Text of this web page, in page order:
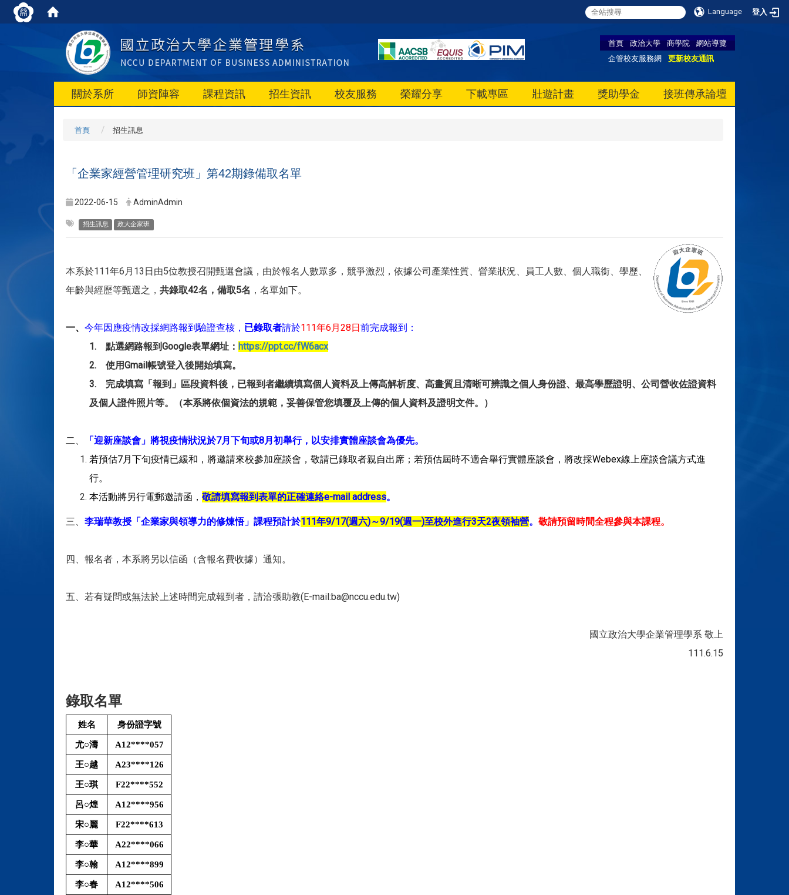
Language 登入
首頁 政治大學 商學院
網站導覽
企管校友服務網
更新校友通訊
關於系所 師資陣容 課程資訊 招生資訊 校友服務 榮耀分享 下載專區 壯遊計畫 獎助學金 接班傳承論壇
首頁 招生訊息
「企業家經營管理研究班」第42期錄備取名單
2022-06-15 AdminAdmin
招生訊息 政大企家班
本系於111年6月13日由5位教授召開甄選會議，由於報名人數眾多，競爭激烈，依據公司產業性質、營業狀況、員工人數、個人職銜、學歷、
年齡與經歷等甄選之， 共錄取42名，備取5名 ，名單如下。
一、 今年因應疫情改採網路報到驗證查核， 已錄取者請於111年6月28日前完成報到：
1. 點選網路報到Google表單網址： https://ppt.cc/fW6acx
2. 使用Gmail帳號登入後開始填寫。
3. 完成填寫「報到」區段資料後，已報到者繼續填寫個人資料及上傳高解析度、高畫質且清晰可辨識之個人身份證、最高學歷證明、公司營收佐證資料
及個人證件照片等。（本系將依個資法的規範，妥善保管您填覆及上傳的個人資料及證明文件。）
二、
「迎新座談會」將視疫情狀況於7月下旬或8月初舉行，以安排實體座談會為優先。
若預估7月下旬疫情已緩和，將邀請來校參加座談會，敬請已錄取者親自出席；若預估屆時不適合舉行實體座談會，將改採Webex線上座談會議方式進
行。
本活動將另行電郵邀請函， 敬請填寫報到表單的正確連絡e-mail address。
三、 李瑞華教授「企業家與領導力的修煉悟」課程預計於111年9/17(週六)～9/19(週一)至校外進行3天2夜領袖營。 敬請預留時間全程參與本課程。
四、報名者，本系將另以信函（含報名費收據）通知。
五、若有疑問或無法於上述時間完成報到者，請洽張助教(E-mail:ba@nccu.edu.tw)
國立政治大學企業管理學系 敬上
111.6.15
錄取名單
姓名 身份證字號
尤○濤 A12****057
王○越 A23****126
王○琪 F22****552
呂○煌 A12****956
宋○麗 F22****613
李○華 A22****066
李○翰 A12****899
李○春 A12****506